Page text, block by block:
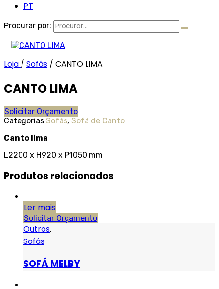
PT
Procurar por:
Loja / Sofás / CANTO LIMA
CANTO LIMA
Solicitar Orçamento
Categorias Sofás, Sofá de Canto
Canto lima
L2200 x H920 x P1050 mm
Produtos relacionados
Ler mais
Solicitar Orçamento
Outros,
Sofás
SOFÁ MELBY